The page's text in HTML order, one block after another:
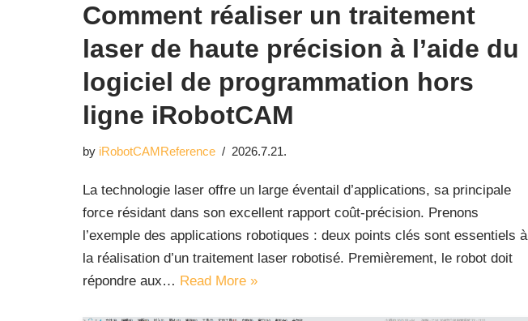
Comment réaliser un traitement
laser de haute précision à l’aide du
logiciel de programmation hors
ligne iRobotCAM
by iRobotCAMReference 2026.7.21.
La technologie laser offre un large éventail d’applications, sa principale
force résidant dans son excellent rapport coût-précision. Prenons
l’exemple des applications robotiques : deux points clés sont essentiels à
la réalisation d’un traitement laser robotisé. Premièrement, le robot doit
répondre aux… Read More »